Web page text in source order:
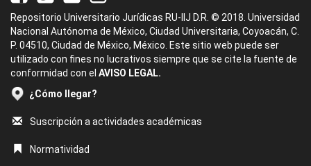
Repositorio Universitario Jurídicas RU-IIJ D.R. © 2018. Universidad
Nacional Autónoma de México, Ciudad Universitaria, Coyoacán, C.
P. 04510, Ciudad de México, México. Este sitio web puede ser
utilizado con fines no lucrativos siempre que se cite la fuente de
conformidad con el AVISO LEGAL.
¿Cómo llegar?
Suscripción a actividades académicas
Normatividad